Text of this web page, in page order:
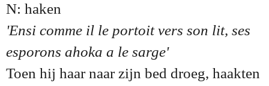
N: haken
'Ensi comme il le portoit vers son lit, ses
esporons ahoka a le sarge'
Toen hij haar naar zijn bed droeg, haakten